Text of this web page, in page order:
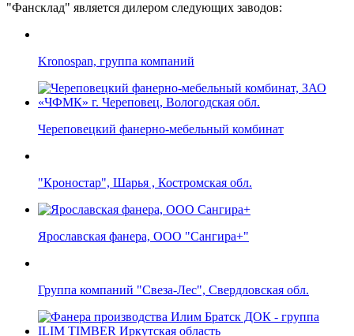
"Фансклад" является дилером следующих заводов:
Kronospan, группа компаний
Череповецкий фанерно-мебельный комбинат
"Кроностар", Шарья , Костромская обл.
Ярославская фанера, ООО "Сангира+"
Группа компаний "Свеза-Лес", Свердловская обл.